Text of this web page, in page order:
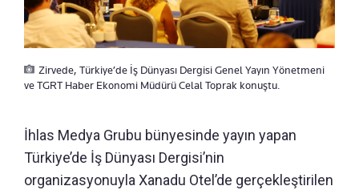
Zirvede, Türkiye’de İş Dünyası Dergisi Genel Yayın Yönetmeni
ve TGRT Haber Ekonomi Müdürü Celal Toprak konuştu.
İhlas Medya Grubu bünyesinde yayın yapan
Türkiye’de İş Dünyası Dergisi’nin
organizasyonuyla Xanadu Otel’de gerçekleştirilen